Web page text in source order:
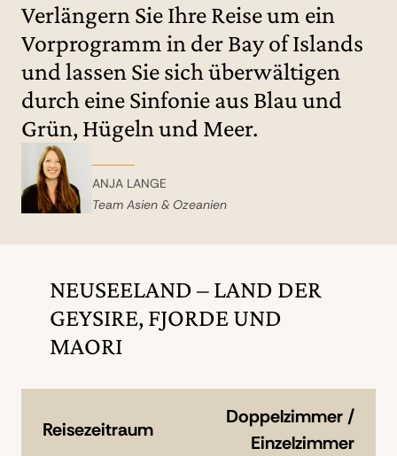
Verlängern Sie Ihre Reise um ein
Vorprogramm in der Bay of Islands
und lassen Sie sich überwältigen
durch eine Sinfonie aus Blau und
Grün, Hügeln und Meer.
ANJA LANGE
Team Asien & Ozeanien
NEUSEELAND – LAND DER
GEYSIRE, FJORDE UND
MAORI
Reisezeitraum
Doppelzimmer /
Einzelzimmer